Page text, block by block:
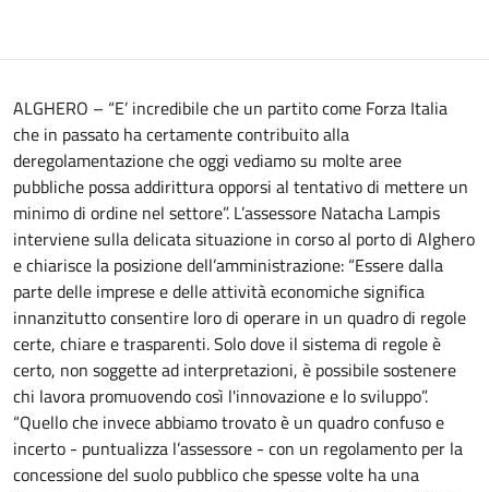
ALGHERO – “E’ incredibile che un partito come Forza Italia
che in passato ha certamente contribuito alla
deregolamentazione che oggi vediamo su molte aree
pubbliche possa addirittura opporsi al tentativo di mettere un
minimo di ordine nel settore”. L’assessore Natacha Lampis
interviene sulla delicata situazione in corso al porto di Alghero
e chiarisce la posizione dell’amministrazione: “Essere dalla
parte delle imprese e delle attività economiche significa
innanzitutto consentire loro di operare in un quadro di regole
certe, chiare e trasparenti. Solo dove il sistema di regole è
certo, non soggette ad interpretazioni, è possibile sostenere
chi lavora promuovendo così l'innovazione e lo sviluppo”.
“Quello che invece abbiamo trovato è un quadro confuso e
incerto - puntualizza l’assessore - con un regolamento per la
concessione del suolo pubblico che spesse volte ha una